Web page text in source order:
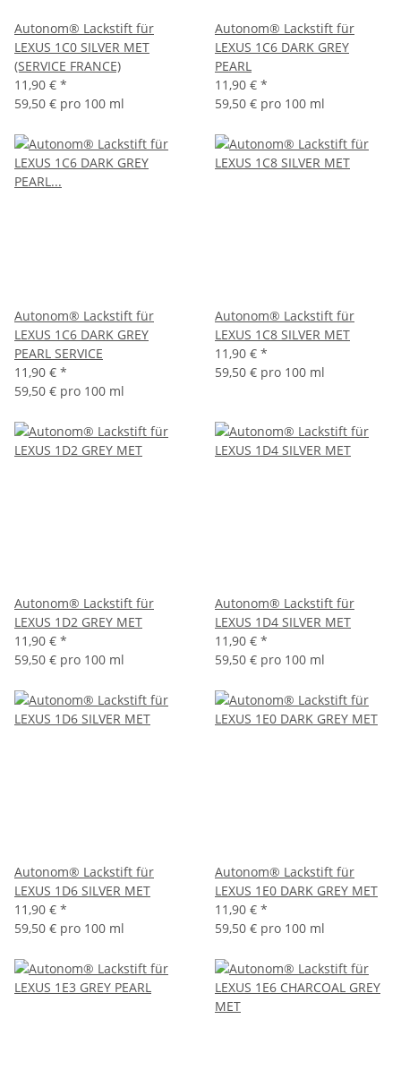
Autonom® Lackstift für
LEXUS 1C0 SILVER MET
(SERVICE FRANCE)
11,90 € *
59,50 € pro 100 ml
Autonom® Lackstift für
LEXUS 1C6 DARK GREY
PEARL
11,90 € *
59,50 € pro 100 ml
Autonom® Lackstift für
LEXUS 1C6 DARK GREY
PEARL SERVICE
11,90 € *
59,50 € pro 100 ml
Autonom® Lackstift für
LEXUS 1C8 SILVER MET
11,90 € *
59,50 € pro 100 ml
Autonom® Lackstift für
LEXUS 1D2 GREY MET
11,90 € *
59,50 € pro 100 ml
Autonom® Lackstift für
LEXUS 1D4 SILVER MET
11,90 € *
59,50 € pro 100 ml
Autonom® Lackstift für
LEXUS 1D6 SILVER MET
11,90 € *
59,50 € pro 100 ml
Autonom® Lackstift für
LEXUS 1E0 DARK GREY MET
11,90 € *
59,50 € pro 100 ml